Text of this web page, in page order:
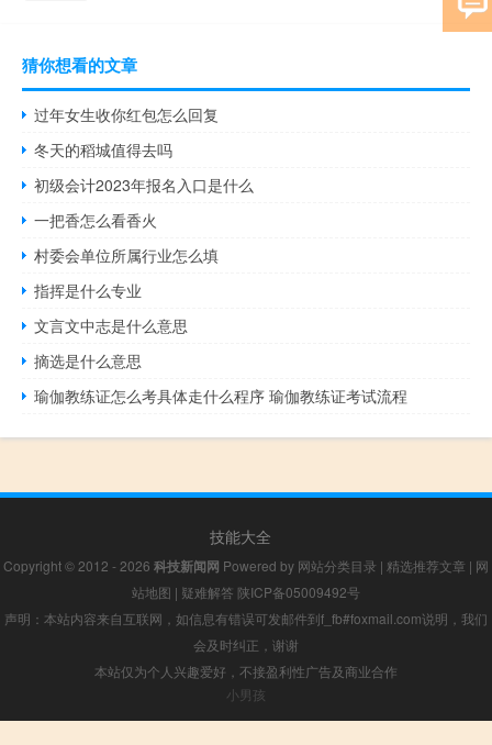
猜你想看的文章
过年女生收你红包怎么回复
冬天的稻城值得去吗
初级会计2023年报名入口是什么
一把香怎么看香火
村委会单位所属行业怎么填
指挥是什么专业
文言文中志是什么意思
摘选是什么意思
瑜伽教练证怎么考具体走什么程序 瑜伽教练证考试流程
技能大全
Copyright © 2012 - 2026 科技新闻网 Powered by 网站分类目录 | 精选推荐文章 | 网
站地图 | 疑难解答 陕ICP备05009492号
声明：本站内容来自互联网，如信息有错误可发邮件到f_fb#foxmail.com说明，我们
会及时纠正，谢谢
本站仅为个人兴趣爱好，不接盈利性广告及商业合作
小男孩